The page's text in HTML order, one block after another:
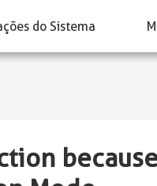
do Sistema